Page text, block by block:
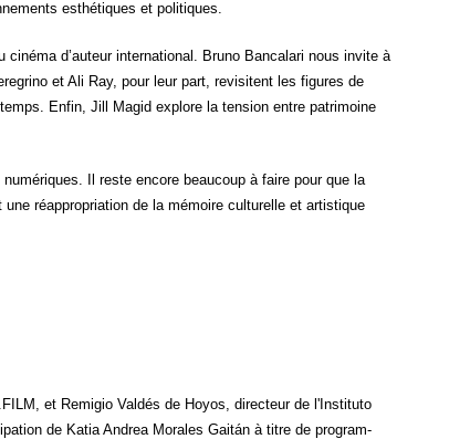
esthé­tiques et politiques.
d’auteur inter­na­tio­nal. Bru­no Ban­ca­la­ri nous invite à
et Ali Ray, pour leur part, revi­sitent les figures de
Enfin, Jill Magid explore la ten­sion entre patri­moine
Il reste encore beau­coup à faire pour que la
réap­pro­pria­tion de la mémoire cultu­relle et artis­tique
et Remi­gio Val­dés de Hoyos, direc­teur de l'Instituto
de Katia Andrea Morales Gaitán à titre de pro­gram­